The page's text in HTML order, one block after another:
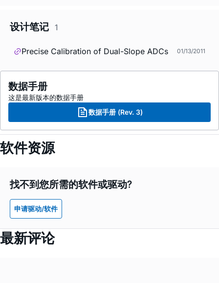
设计笔记 1
Precise Calibration of Dual-Slope ADCs 01/13/2011
数据手册
这是最新版本的数据手册
数据手册 (Rev. 3)
软件资源
找不到您所需的软件或驱动?
申请驱动/软件
最新评论